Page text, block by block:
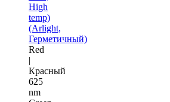
High
temp)
(Arlight,
Герметичный)
Red
|
Красный
625
nm